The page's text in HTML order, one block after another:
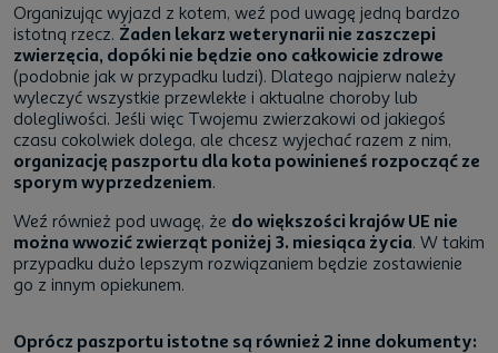
Organizując wyjazd z kotem, weź pod uwagę jedną bardzo
istotną rzecz. Żaden lekarz weterynarii nie zaszczepi
zwierzęcia, dopóki nie będzie ono całkowicie zdrowe
(podobnie jak w przypadku ludzi). Dlatego najpierw należy
wyleczyć wszystkie przewlekłe i aktualne choroby lub
dolegliwości. Jeśli więc Twojemu zwierzakowi od jakiegoś
czasu cokolwiek dolega, ale chcesz wyjechać razem z nim,
organizację paszportu dla kota powinieneś rozpocząć ze
sporym wyprzedzeniem.
Weź również pod uwagę, że do większości krajów UE nie
można wwozić zwierząt poniżej 3. miesiąca życia. W takim
przypadku dużo lepszym rozwiązaniem będzie zostawienie
go z innym opiekunem.
Oprócz paszportu istotne są również 2 inne dokumenty: